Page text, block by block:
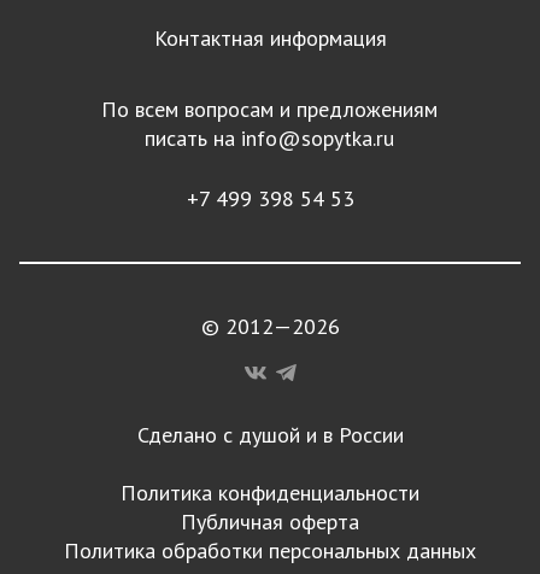
Контактная информация
По всем вопросам и предложениям
писать на info@sopytka.ru
+7 499 398 54 53
© 2012—2026
Сделано с душой и в России
Политика конфиденциальности
Публичная оферта
Политика обработки персональных данных